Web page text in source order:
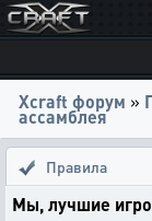
Xcraft форум »
ассамблея
Правила
Мы, лучшие